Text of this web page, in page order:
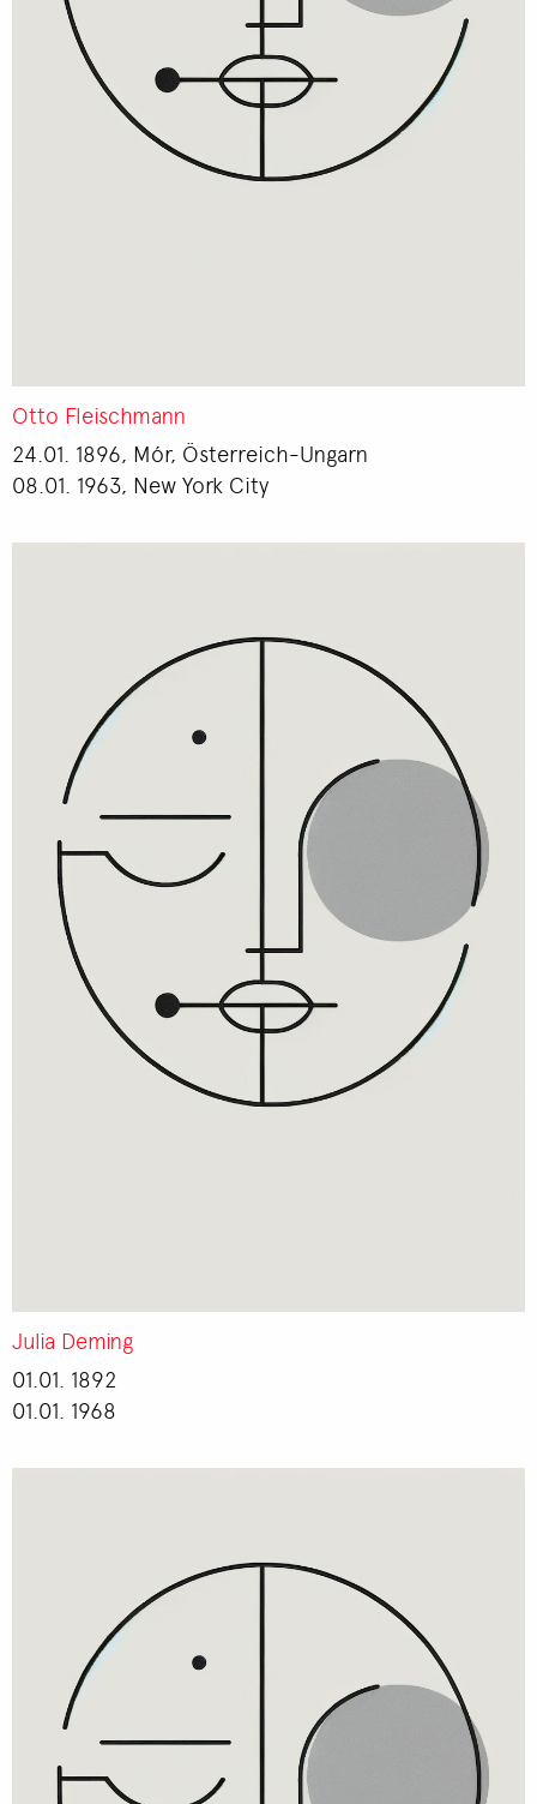
Otto Fleischmann
24.01. 1896, Mór, Österreich-Ungarn
08.01. 1963, New York City
Julia Deming
01.01. 1892
01.01. 1968